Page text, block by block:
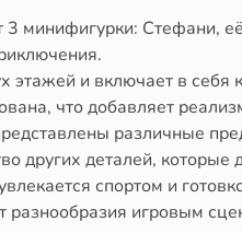
3 минифигурки: Стефани,
этажей и включает в
что добавляет
различные
других деталей,
спортом и
разнообразия игровым